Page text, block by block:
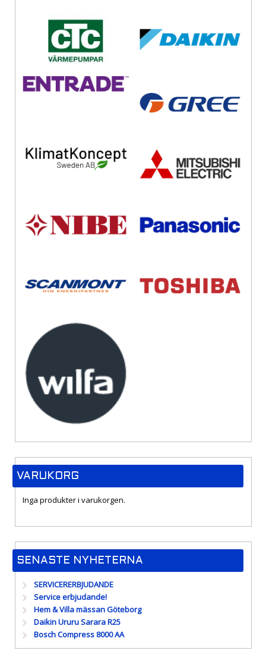
VARUKORG
Inga produkter i varukorgen.
SENASTE NYHETERNA
SERVICERERBJUDANDE
Service erbjudande!
Hem & Villa mässan Göteborg
Daikin Ururu Sarara R25
Bosch Compress 8000 AA